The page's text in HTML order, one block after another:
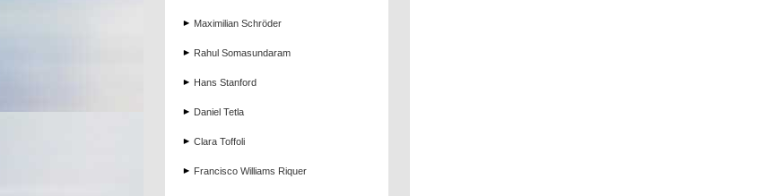
Maximilian Schröder
Rahul Somasundaram
Hans Stanford
Daniel Tetla
Clara Toffoli
Francisco Williams Riquer